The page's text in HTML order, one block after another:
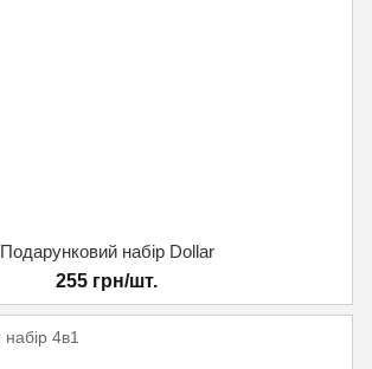
Подарунковий набір Dollar
255 грн/шт.